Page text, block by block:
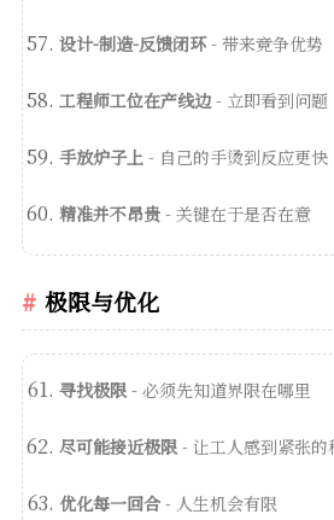
设计-制造-反馈闭环- 带来竞争优势
工程师工位在产线边- 立即看到问题
手放炉子上 - 自己的手烫到反应更快
精准并不昂贵- 关键在于是否在意
极限与优化
寻找极限- 必须先知道界限在哪里
尽可能接近极限- 让工人感到紧张的
优化每一回合- 人生机会有限